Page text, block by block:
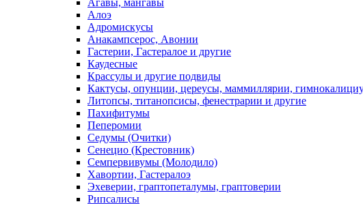
Агавы, мангавы
Алоэ
Адромискусы
Анакампсерос, Авонии
Гастерии, Гастералое и другие
Каудесные
Крассулы и другие подвиды
Кактусы, опунции, цереусы, маммиллярии,
Литопсы, титанопсисы, фенестрарии и другие
Пахифитумы
Пеперомии
Седумы (Очитки)
Сенецио (Крестовник)
Семпервивумы (Молодило)
Хавортии, Гастералоэ
Эхеверии, граптопеталумы, граптоверии
Рипсалисы